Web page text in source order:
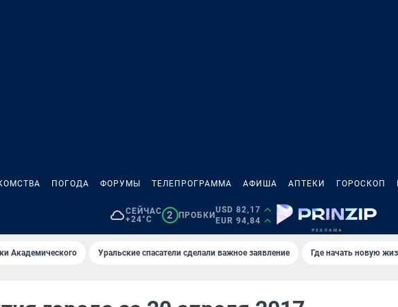
ПОГОДА ФОРУМЫ ТЕЛЕПРОГРАММА АФИША АПТЕКИ ГОРОСКОП
СЕЙЧАС
+24°C
2 ПРОБКИ
USD 82,17
EUR 94,84
Академического Уральские спасатели сделали важное заявление Где начать новую